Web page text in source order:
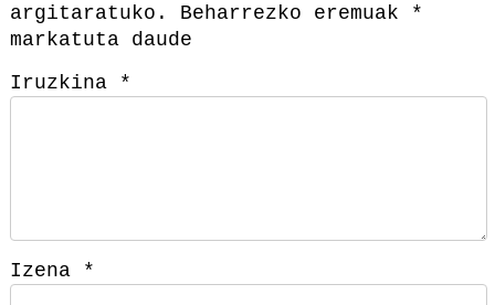
argitaratuko.
Beharrezko eremuak
*
markatuta daude
Iruzkina
*
Izena *